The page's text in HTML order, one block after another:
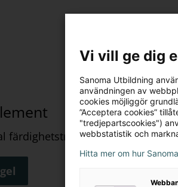
färdighetsträning till Koll på
Vi vill ge dig
Sanoma Utbildning
användningen av
cookies möjliggör
”Acceptera cookies”
"tredjepartscookies")
webbstatistik och
Hitta mer om hur